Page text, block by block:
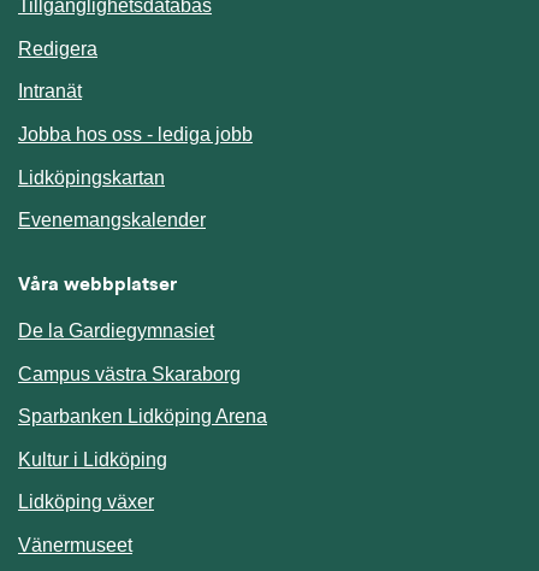
TillgänglighetsdatabasLänk till annan webbplats.
Redigera
IntranätLänk till annan webbplats.
Jobba hos oss - lediga jobb
Lidköpingskartan
EvenemangskalenderLänk till annan webbplats.
Våra webbplatser
De la Gardiegymnasiet
Campus västra Skaraborg
Sparbanken Lidköping Arena
Kultur i Lidköping
Lidköping växer
Vänermuseet